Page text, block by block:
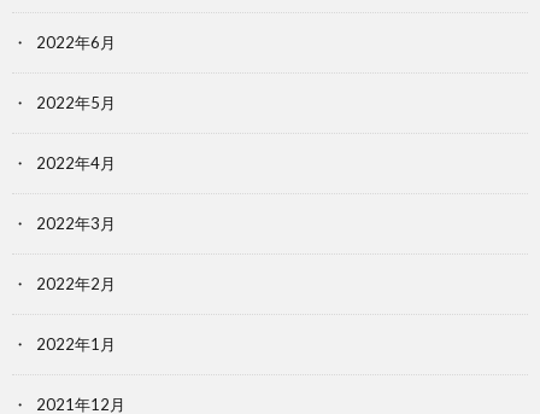
2022年6月
2022年5月
2022年4月
2022年3月
2022年2月
2022年1月
2021年12月